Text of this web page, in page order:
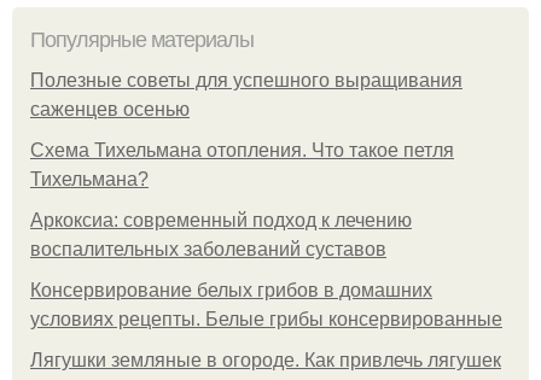
Популярные материалы
Полезные советы для успешного выращивания
саженцев осенью
Схема Тихельмана отопления. Что такое петля
Тихельмана?
Аркоксиа: современный подход к лечению
воспалительных заболеваний суставов
Консервирование белых грибов в домашних
условиях рецепты. Белые грибы консервированные
Лягушки земляные в огороде. Как привлечь лягушек